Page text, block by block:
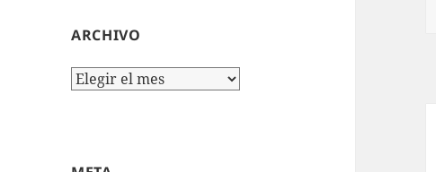
ARCHIVO
Archivo